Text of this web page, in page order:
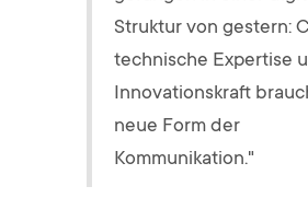
Struktur von gestern:
technische Expertise
Innovationskraft
neue Form der
Kommunikation."